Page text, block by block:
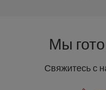
Мы
Свяжитесь с